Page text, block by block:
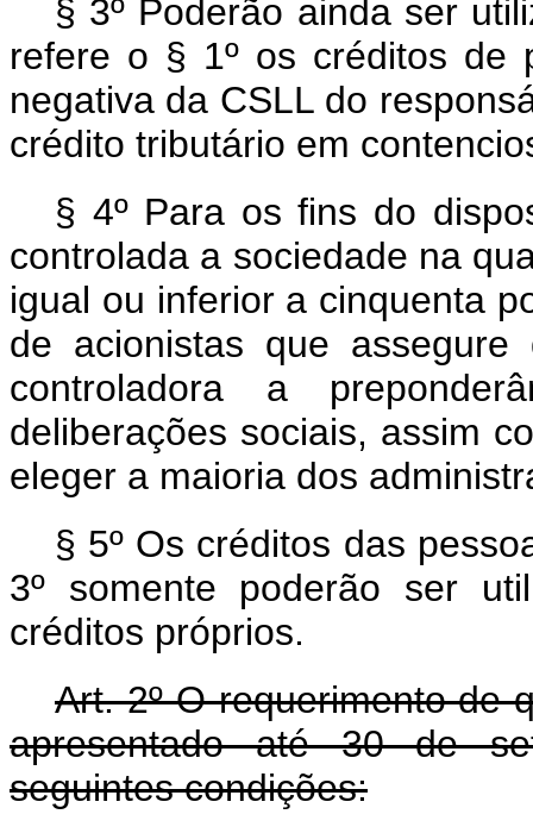
§ 3º Poderão ainda ser
refere o § 1º os créditos de
negativa da CSLL do
crédito tributário em
§ 4º Para os fins do
controlada a sociedade na
igual ou inferior a cinquenta
de acionistas que
controladora a
deliberações sociais, assim
eleger a maioria dos
§ 5º Os créditos das
3º somente poderão ser
créditos próprios.
Art. 2º O requerimento de
apresentado até 30 de
seguintes condições: